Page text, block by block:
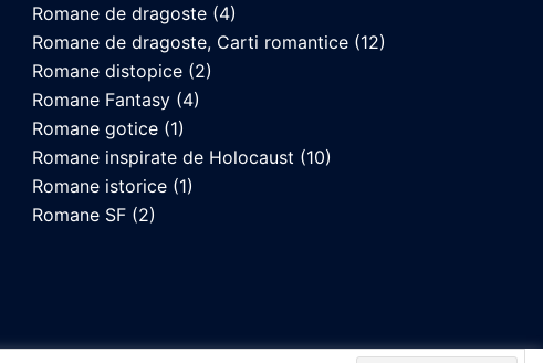
Romane de dragoste (4)
Romane de dragoste, Carti romantice (12)
Romane distopice (2)
Romane Fantasy (4)
Romane gotice (1)
Romane inspirate de Holocaust (10)
Romane istorice (1)
Romane SF (2)